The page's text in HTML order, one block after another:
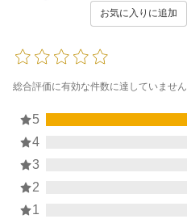
お気に入りに追加
総合評価に有効な件数に達していません
5
4
3
2
1